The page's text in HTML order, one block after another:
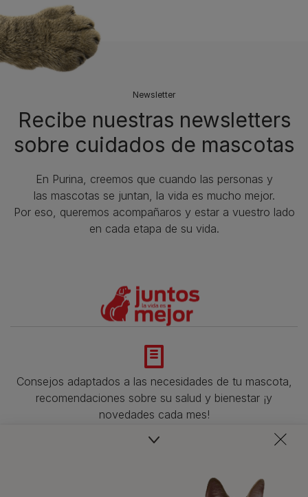
Newsletter
Recibe nuestras newsletters
sobre cuidados de mascotas​
En Purina, creemos que cuando las personas y
las mascotas se juntan, la vida es mucho mejor.
Por eso, queremos acompañaros y estar a vuestro lado
en cada etapa de su vida.​
Consejos adaptados a las necesidades de tu mascota,
recomendaciones sobre su salud y bienestar ¡y
novedades cada mes!
para resolver todas tus dudas.​